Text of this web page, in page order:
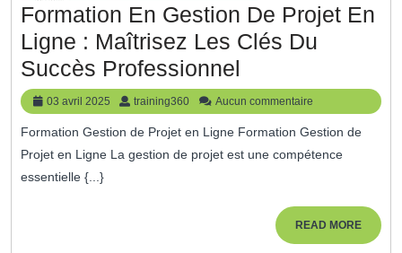
Formation En Gestion De Projet En
Ligne : Maîtrisez Les Clés Du
Succès Professionnel
En
Gestion
De
Ligne
03 avril 2025
03
avril
2025
training360 training360
Aucun commentaire
Formation Gestion de Projet en Ligne Formation Gestion de
Projet en Ligne La gestion de projet est une compétence
essentielle {...}
READ MOREREAD
MORE